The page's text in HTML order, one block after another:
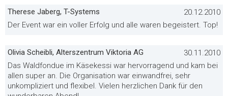
Therese Jaberg, T-Systems
20.12.2010
Der Event war ein voller Erfolg und alle waren begeistert. Top!
Olivia Scheibli, Alterszentrum Viktoria AG
30.11.2010
Das Waldfondue im Käsekessi war hervorragend und kam bei
allen super an. Die Organisation war einwandfrei, sehr
unkompliziert und flexibel. Vielen herzlichen Dank für den